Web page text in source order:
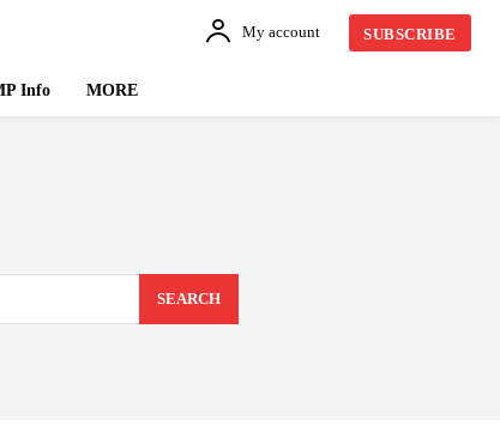
My account SUBSCRIBE
Info MORE
SEARCH